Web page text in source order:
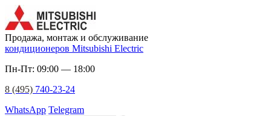
Продажа, монтаж и обслуживание
кондиционеров Mitsubishi Electric
Пн-Пт: 09:00 — 18:00
8 (495) 740-23-24
WhatsApp Telegram